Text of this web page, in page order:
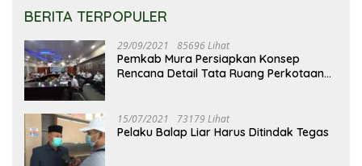
BERITA TERPOPULER
29/09/2021 85696 Lihat
Pemkab Mura Persiapkan Konsep
Rencana Detail Tata Ruang Perkotaan
15/07/2021 73179 Lihat
Pelaku Balap Liar Harus Ditindak Tegas